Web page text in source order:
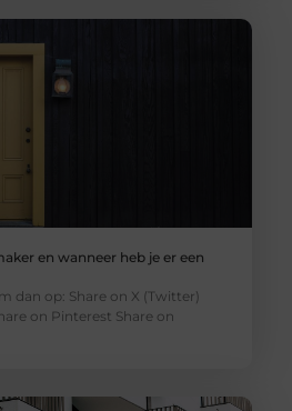
en wanneer heb je er een
dan op: Share on X (Twitter)
on Pinterest Share on